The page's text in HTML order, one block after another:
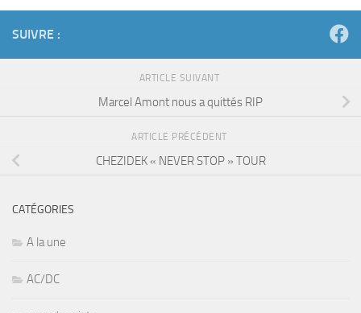
SUIVRE :
ARTICLE SUIVANT
Marcel Amont nous a quittés RIP
ARTICLE PRÉCÉDENT
CHEZIDEK « NEVER STOP » TOUR
CATÉGORIES
A la une
AC/DC